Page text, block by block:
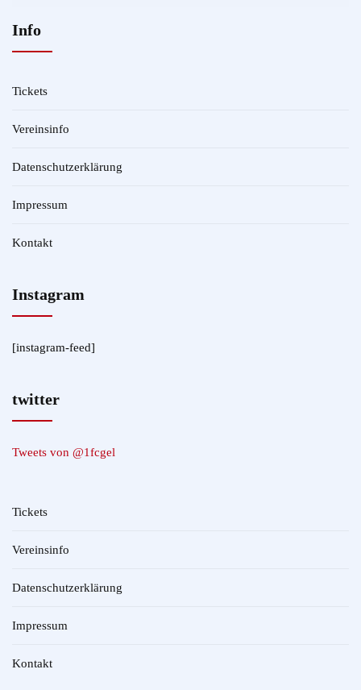
Info
Tickets
Vereinsinfo
Datenschutzerklärung
Impressum
Kontakt
Instagram
[instagram-feed]
twitter
Tweets von @1fcgel
Tickets
Vereinsinfo
Datenschutzerklärung
Impressum
Kontakt